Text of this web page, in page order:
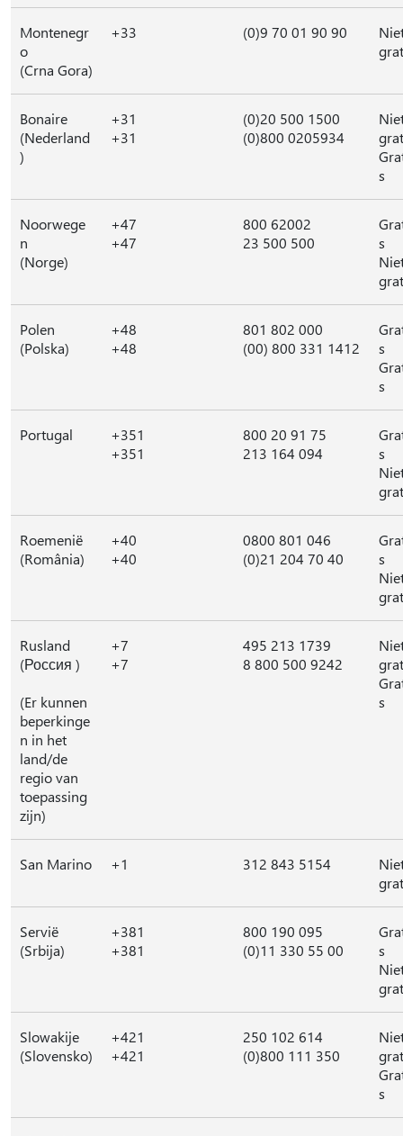
Montenegr
o
(Crna Gora)
+33 (0)9 70 01 90 90
Bonaire
(Nederland
)
+31
+31
(0)20 500 1500
(0)800 0205934
s
Noorwege
n
(Norge)
+47
+47
800 62002
23 500 500
s
Polen
(Polska)
+48
+48
801 802 000
(00) 800 331 1412
s
s
Portugal
+351
+351
800 20 91 75
213 164 094
s
Roemenië
(România)
+40
+40
0800 801 046
(0)21 204 70 40
s
Rusland
(Россия )
(Er kunnen
beperkinge
n in het
land/de
regio van
toepassing
zijn)
+7
+7
495 213 1739
8 800 500 9242
s
San Marino +1 312 843 5154
Servië
(Srbija)
+381
+381
800 190 095
(0)11 330 55 00
s
Slowakije
(Slovensko)
+421
+421
250 102 614
(0)800 111 350
s